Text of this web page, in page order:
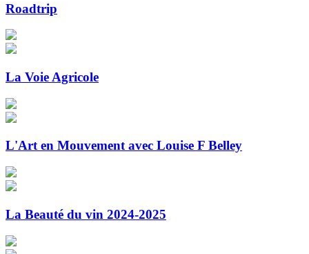
Roadtrip
La Voie Agricole
L'Art en Mouvement avec Louise F Belley
La Beauté du vin 2024-2025